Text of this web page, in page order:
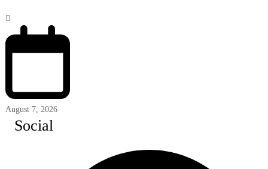
August 7, 2026
Social